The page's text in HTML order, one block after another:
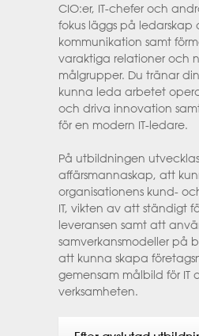
CIO:er, IT-chefer och
fokus läggs på ledarskap
kommunikation samt
varaktiga relationer och
målgrupper. Du tränar
kunna leda arbetet
och driva innovation
för en modern IT-ledare.
På utbildningen
affärsmannaskap, att
organisationens kund-
IT, vikten av att ständigt
leveransen samt att
samverkansmodeller på
att kunna skapa
gemensam målbild för IT
verksamheten.